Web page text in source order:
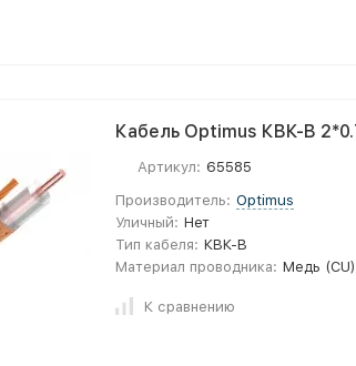
Кабель Optimus КВК-В
Артикул: 65585
Производитель: Optimus
Уличный: Нет
Тип кабеля: КВК-В
Материал проводника: Медь (CU)
К сравнению